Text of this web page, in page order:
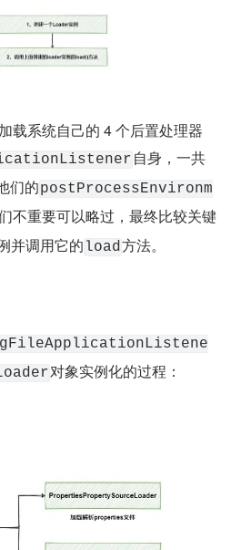
载系统自己的 4 个后置处理器
自身，一共
们的postProcessEnvironm
不重要可以略过，最终比较关键
并调用它的 load方法。
对象实例化的过程：